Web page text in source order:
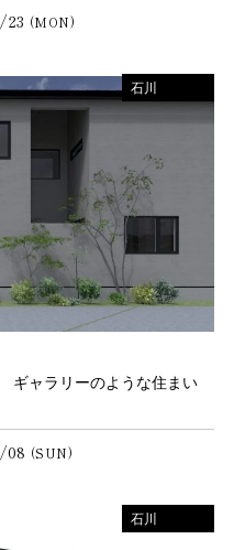
23 (MON)
石川
ギャラリーのような住まい
08 (SUN)
石川